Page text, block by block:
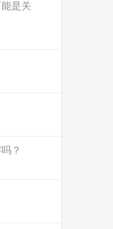
是关
？